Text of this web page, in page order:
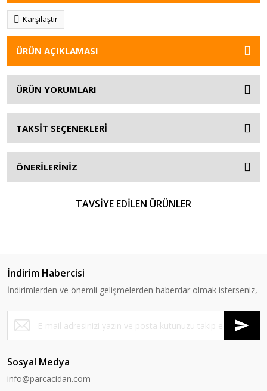
Karşılaştır
ÜRÜN AÇIKLAMASI
ÜRÜN YORUMLARI
TAKSİT SEÇENEKLERİ
ÖNERİLERİNİZ
TAVSİYE EDİLEN ÜRÜNLER
İndirim Habercisi
İndirimlerden ve önemli gelişmelerden haberdar olmak isterseniz,
Sosyal Medya
info@parcacidan.com